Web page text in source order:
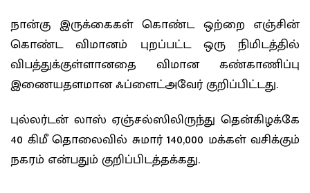
நான்கு இருக்கைகள் கொண்ட ஒற்றை எஞ்சின்
கொண்ட விமானம் புறப்பட்ட ஒரு நிமிடத்தில்
விபத்துக்குள்ளானதை விமான கண்காணிப்பு
இணையதளமான ஃப்ளைட்அவேர் குறிப்பிட்டது.
புல்லர்டன் லாஸ் ஏஞ்சல்ஸிலிருந்து தென்கிழக்கே
40 கிமீ தொலைவில் சுமார் 140,000 மக்கள் வசிக்கும்
நகரம் என்பதும் குறிப்பிடத்தக்கது.